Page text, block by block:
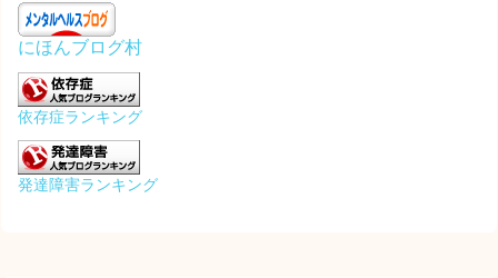
にほんブログ村
依存症ランキング
発達障害ランキング